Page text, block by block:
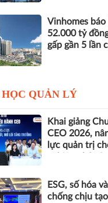
Vinhomes
52.000 tỷ
gấp gần 5 lần
QUẢN LÝ
Khai giảng
CEO 2026,
lực quản trị
ESG, số hóa
chống chịu